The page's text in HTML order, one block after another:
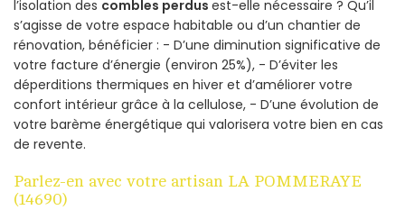
l’isolation des combles perdus est-elle nécessaire ? Qu’il
s’agisse de votre espace habitable ou d’un chantier de
rénovation, bénéficier : - D’une diminution significative de
votre facture d’énergie (environ 25%), - D’éviter les
déperditions thermiques en hiver et d’améliorer votre
confort intérieur grâce à la cellulose, - D’une évolution de
votre barème énergétique qui valorisera votre bien en cas
de revente.
Parlez-en avec votre artisan LA POMMERAYE
(14690)